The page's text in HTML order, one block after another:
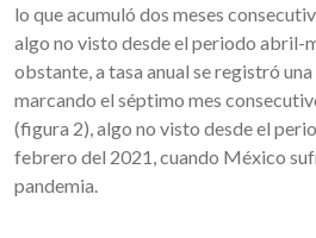
lo que acumuló dos meses
algo no visto desde el periodo abril-
obstante, a tasa anual se registró
marcando el séptimo mes
(figura 2), algo no visto desde el
febrero del 2021, cuando México
pandemia.